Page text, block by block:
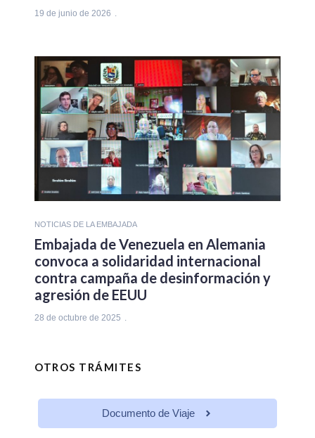
19 de junio de 2026
NOTICIAS DE LA EMBAJADA
Embajada de Venezuela en Alemania
convoca a solidaridad internacional
contra campaña de desinformación y
agresión de EEUU
28 de octubre de 2025
OTROS TRÁMITES
Documento de Viaje